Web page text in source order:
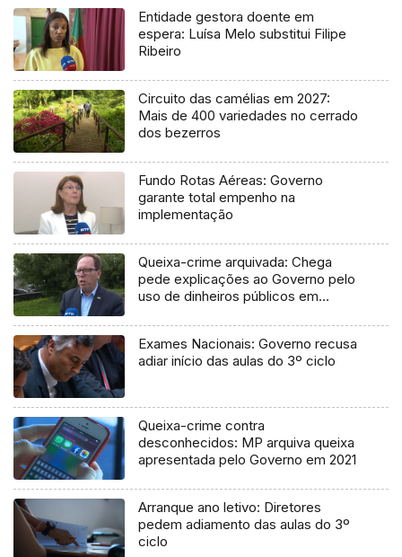
Entidade gestora doente em
espera: Luísa Melo substitui Filipe
Ribeiro
Circuito das camélias em 2027:
Mais de 400 variedades no cerrado
dos bezerros
Fundo Rotas Aéreas: Governo
garante total empenho na
implementação
Queixa-crime arquivada: Chega
pede explicações ao Governo pelo
uso de dinheiros públicos em
Exames Nacionais: Governo recusa
adiar início das aulas do 3º ciclo
Queixa-crime contra
desconhecidos: MP arquiva queixa
apresentada pelo Governo em 2021
Arranque ano letivo: Diretores
pedem adiamento das aulas do 3º
ciclo